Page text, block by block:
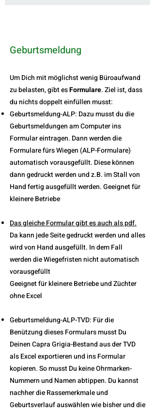
Geburtsmeldung
Um Dich mit möglichst wenig Büroaufwand
zu belasten, gibt esFormulare. Ziel ist, dass
du nichts doppelt einfüllen musst:
Geburtsmeldung-ALP: Dazu musst du die
Geburtsmeldungen am Computer ins
Formular eintragen. Dann werden die
Formulare fürs Wiegen (ALP-Formulare)
automatisch vorausgefüllt. Diese können
dann gedruckt werden und z.B. im Stall von
Hand fertig ausgefüllt werden. Geeignet für
kleinere Betriebe
Das gleiche Formular gibt es auch als pdf.
Da kann jede Seite gedruckt werden und alles
wird von Hand ausgefüllt. In dem Fall
werden die Wiegefristen nicht automatisch
vorausgefüllt
Geeignet für kleinere Betriebe und Züchter
ohne Excel
Geburtsmeldung-ALP-TVD: Für die
Benützung dieses Formulars musst Du
Deinen Capra Grigia-Bestand aus der TVD
als Excel exportieren und ins Formular
kopieren. So musst Du keine Ohrmarken-
Nummern und Namen abtippen. Du kannst
nachher die Rassemerkmale und
Geburtsverlauf auswählen wie bisher und die